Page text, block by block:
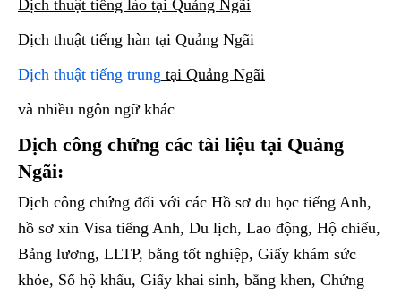
Dịch thuật tiếng lào tại Quảng Ngãi
Dịch thuật tiếng hàn tại Quảng Ngãi
Dịch thuật tiếng trung tại Quảng Ngãi
và nhiều ngôn ngữ khác
Dịch công chứng các tài liệu tại Quảng
Ngãi:
Dịch công chứng đối với các Hồ sơ du học tiếng Anh,
hồ sơ xin Visa tiếng Anh, Du lịch, Lao động, Hộ chiếu,
Bảng lương, LLTP, bằng tốt nghiệp, Giấy khám sức
khỏe, Sổ hộ khẩu, Giấy khai sinh, bằng khen, Chứng